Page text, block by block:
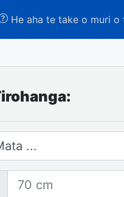
He aha te take o muri o